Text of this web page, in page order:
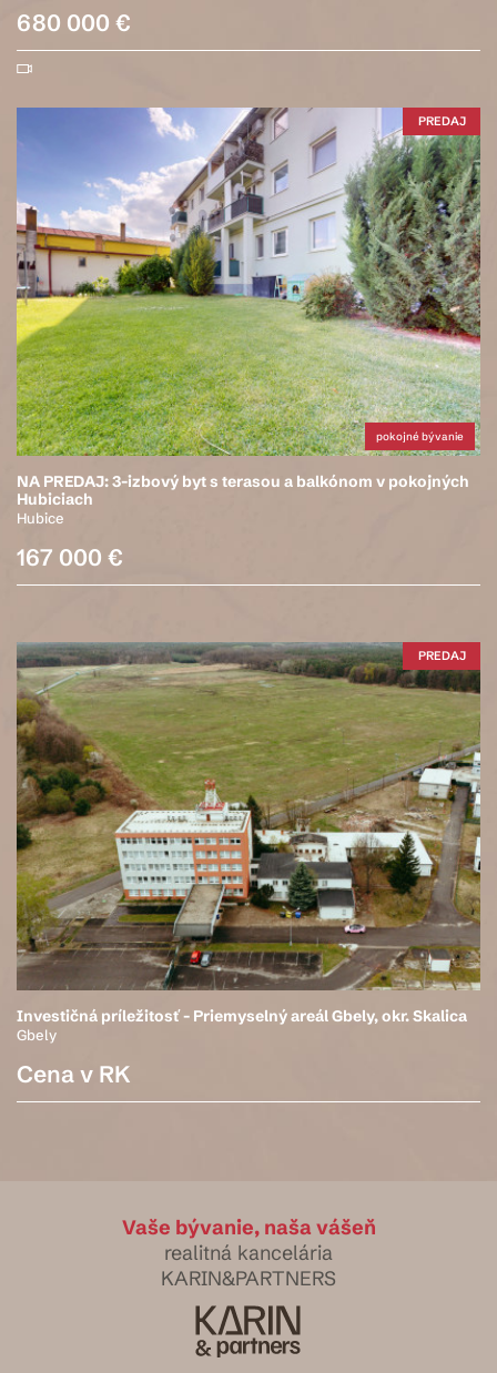
680 000 €
PREDAJ
pokojné bývanie
NA PREDAJ: 3-izbový byt s terasou a balkónom v pokojných
Hubiciach
Hubice
167 000 €
PREDAJ
Investičná príležitosť - Priemyselný areál Gbely, okr. Skalica
Gbely
Cena v RK
Vaše bývanie, naša vášeň
realitná kancelária
KARIN&PARTNERS